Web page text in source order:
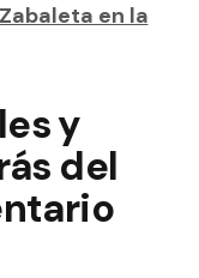
en la
y
del